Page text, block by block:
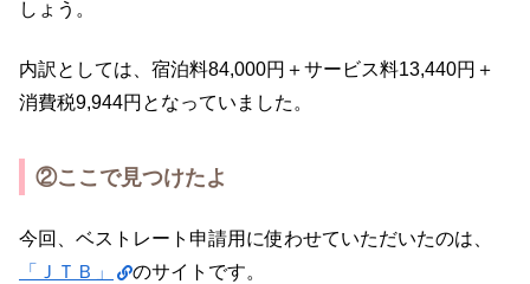
しょう。
内訳としては、宿泊料84,000円＋サービス料13,440円＋
消費税9,944円となっていました。
②ここで見つけたよ
今回、ベストレート申請用に使わせていただいたのは、
「ＪＴＢ」
のサイトです。